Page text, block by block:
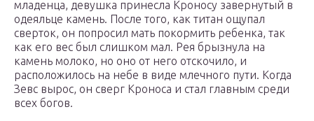
младенца, девушка принесла Кроносу завернутый в
одеяльце камень. После того, как титан ощупал
сверток, он попросил мать покормить ребенка, так
как его вес был слишком мал. Рея брызнула на
камень молоко, но оно от него отскочило, и
расположилось на небе в виде млечного пути. Когда
Зевс вырос, он сверг Кроноса и стал главным среди
всех богов.